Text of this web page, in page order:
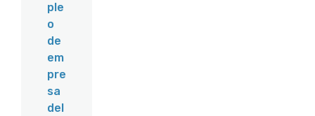
ple
o
de
em
pre
sa
del